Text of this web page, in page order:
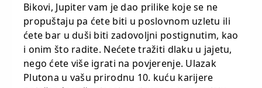
Bikovi, Jupiter vam je dao prilike koje se ne
propuštaju pa ćete biti u poslovnom uzletu ili
ćete bar u duši biti zadovoljni postignutim, kao
i onim što radite. Nećete tražiti dlaku u jajetu,
nego ćete više igrati na povjerenje. Ulazak
Plutona u vašu prirodnu 10. kuću karijere